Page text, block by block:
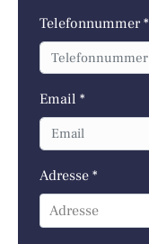
Telefonnummer *
Email *
Adresse *
Adresse